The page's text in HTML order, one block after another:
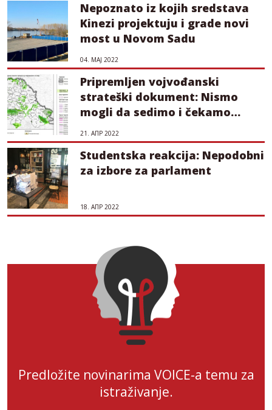
Nepoznato iz kojih sredstava
Kinezi projektuju i grade novi
most u Novom Sadu
04. МАЈ 2022
Pripremljen vojvođanski
strateški dokument: Nismo
mogli da sedimo i čekamo
prostorni plan Srbije
21. АПР 2022
Studentska reakcija: Nepodobni
za izbore za parlament
18. АПР 2022
Predložite novinarima VOICE-a temu za
istraživanje.